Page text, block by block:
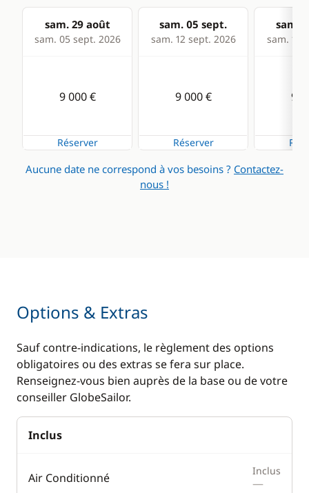
Confort
Climatisation
Générateur
Plateforme de bain
sam. 29 août
sam. 05 sept. 2026
sam. 05 sept.
sam. 12 sept. 2026
sam.
sam. 19
9 000 €
Réserver
9 000 €
Réserver
9
Aucune date ne correspond à vos besoins ? Contactez-
nous !
Options & Extras
Sauf contre-indications, le règlement des options
obligatoires ou des extras se fera sur place.
Renseignez-vous bien auprès de la base ou de votre
conseiller GlobeSailor.
Inclus
Air Conditionné Inclus
—